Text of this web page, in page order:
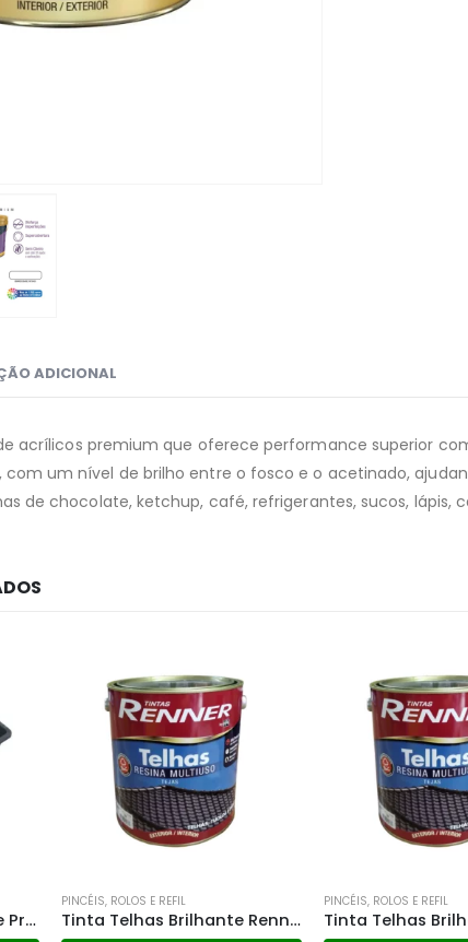
ADICIONAL
acrílicos premium que oferece performance superior
com um nível de brilho entre o fosco e o acetinado,
de chocolate, ketchup, café, refrigerantes, sucos,
Bandeja Metasul Grande Preta
PINCÉIS, ROLOS E REFIL
Tinta Telhas Brilhante Renner Cerâmica Telha – 3,6lt
PINCÉIS, ROLOS E REFIL